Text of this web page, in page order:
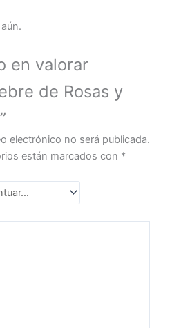
en valorar
de Rosas y
electrónico no será publicada.
están marcados con *